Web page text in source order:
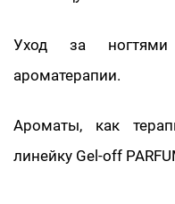
Уход за
ароматерапии.
Ароматы, как
линейку Gel-off